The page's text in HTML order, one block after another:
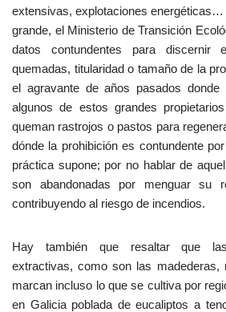
extensivas, explotaciones energéticas…
grande, el Ministerio de Transición
datos contundentes para discernir
quemadas, titularidad o tamaño de la
el agravante de años pasados
algunos de estos grandes
queman rastrojos o pastos para
dónde la prohibición es contundente
práctica supone; por no hablar de
son abandonadas por menguar su
contribuyendo al riesgo de incendios.
Hay también que resaltar que
extractivas, como son las madederas,
marcan incluso lo que se cultiva por
en Galicia poblada de eucaliptos a